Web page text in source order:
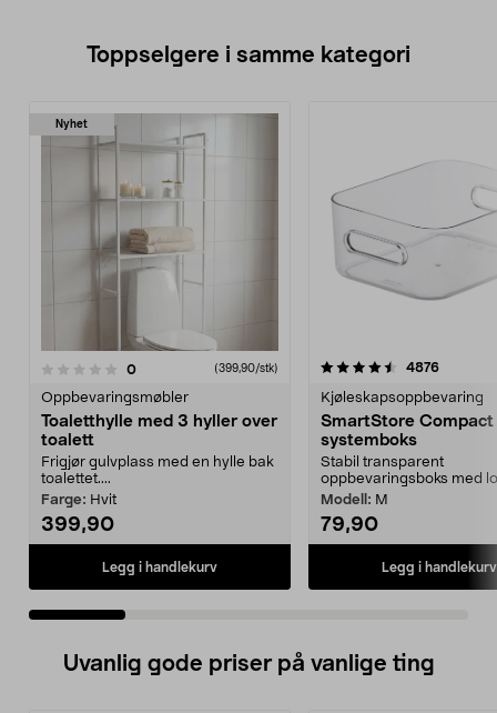
Toppselgere i samme kategori
Nyhet
0anmeldelser (399,90/stk)
Oppbevaringsmøbler
Toaletthylle med 3 hyller over
toalett
Frigjør gulvplass med en hylle bak
toalettet....
Farge: Hvit
399,90
Legg i handlekurv
4.5 av 5 stjerner 4876
Kjøleskapsoppbevaring
SmartStore Compact
systemboks
Stabil transparent
oppbevaringsboks med
Modell: M
79,90
Legg i handlekurv
5.0 av 5 stjerner
Uvanlig gode priser på vanlige ting